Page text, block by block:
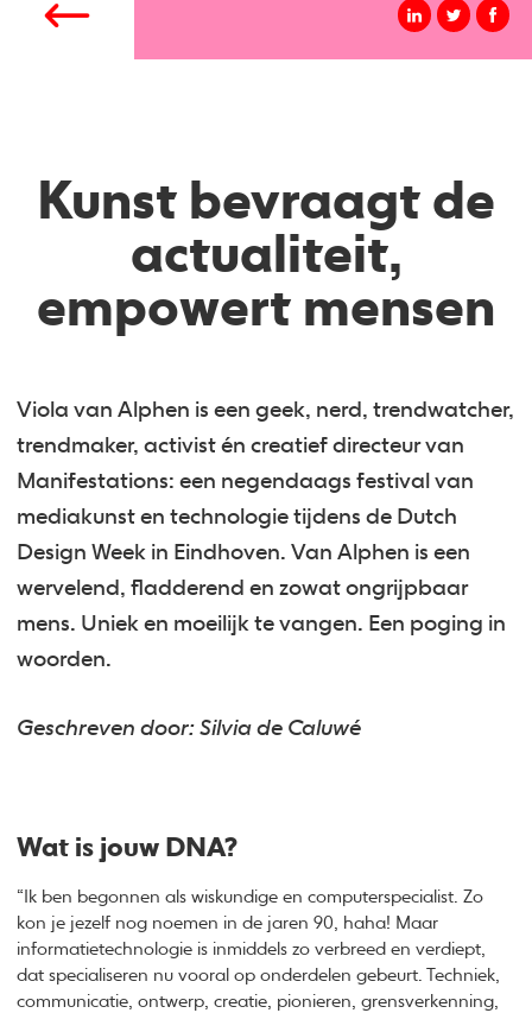
Kunst bevraagt de
actualiteit,
empowert mensen
Viola van Alphen is een geek, nerd, trendwatcher,
trendmaker, activist én creatief directeur van
Manifestations: een negendaags festival van
mediakunst en technologie tijdens de Dutch
Design Week in Eindhoven. Van Alphen is een
wervelend, fladderend en zowat ongrijpbaar
mens. Uniek en moeilijk te vangen. Een poging in
woorden.
Geschreven door: Silvia de Caluwé
Wat is jouw DNA?
“Ik ben begonnen als wiskundige en computerspecialist. Zo
kon je jezelf nog noemen in de jaren 90, haha! Maar
informatietechnologie is inmiddels zo verbreed en verdiept,
dat specialiseren nu vooral op onderdelen gebeurt. Techniek,
communicatie, ontwerp, creatie, pionieren, grensverkenning,